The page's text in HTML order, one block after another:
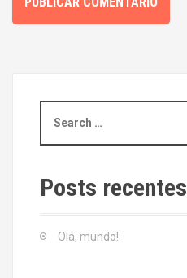
a
c
h
Posts recentes
Olá, mundo!